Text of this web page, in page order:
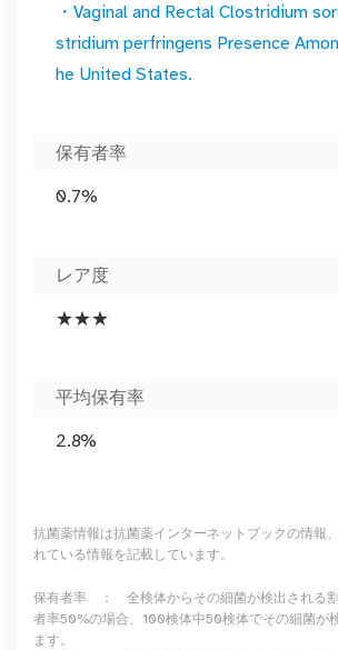
・Vaginal and Rectal Clostridium
stridium perfringens Presence
he United States.
保有者率
0.7%
レア度
★★★
平均保有率
2.8%
抗菌薬情報は抗菌薬インターネットブックの情報
れている情報を記載しています。
保有者率 ： 全検体からその細菌が検出される
者率50%の場合、100検体中50検体でその細菌が
ます。